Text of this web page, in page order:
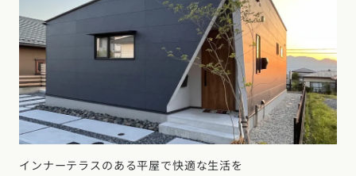
インナーテラスのある平屋で快適な生活を